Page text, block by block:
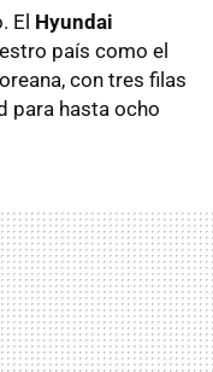
El Hyundai
país como el
con tres filas
para hasta ocho